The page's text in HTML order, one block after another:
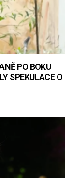
PO BOKU
SPEKULACE O